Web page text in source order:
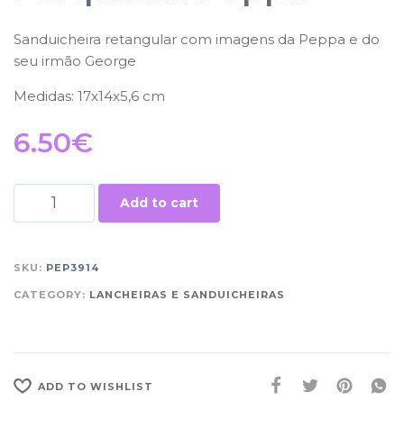
Sanduicheira retangular com imagens da Peppa e do
seu irmão George
Medidas: 17x14x5,6 cm
6.50€
Add to cart
SKU: PEP3914
CATEGORY: LANCHEIRAS E SANDUICHEIRAS
ADD TO WISHLIST